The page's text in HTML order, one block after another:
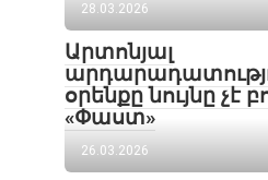
28.03.2026
Արտոնյալ
օրենքը նույնը չէ
«Փաստ»
26.03.2026